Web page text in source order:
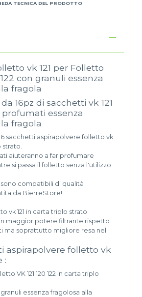
TECNICA DEL PRODOTTO
vk 121 per Folletto
122 con granuli essenza
fragola
16pz di sacchetti vk 121
essenza
fragola
sacchetti aspirapolvere folletto vk
strato.
aiuteranno a far profumare
si passa il folletto senza l'utilizzo
compatibili di qualità
da BierreStore!
vk 121 in carta triplo strato
maggior potere filtrante rispetto
ma soprattutto migliore resa nel
aspirapolvere folletto vk
:
VK 121 120 122 in carta triplo
essenza fragolosa alla